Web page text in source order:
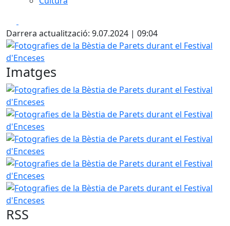
Darrera actualització: 9.07.2024 | 09:04
Fotografies de la Bèstia de Parets durant el Festival
Imatges
Fotografies de la Bèstia de Parets durant el Festival
Fotografies de la Bèstia de Parets durant el Festival
Fotografies de la Bèstia de Parets durant el Festival
Fotografies de la Bèstia de Parets durant el Festival
Fotografies de la Bèstia de Parets durant el Festival
RSS